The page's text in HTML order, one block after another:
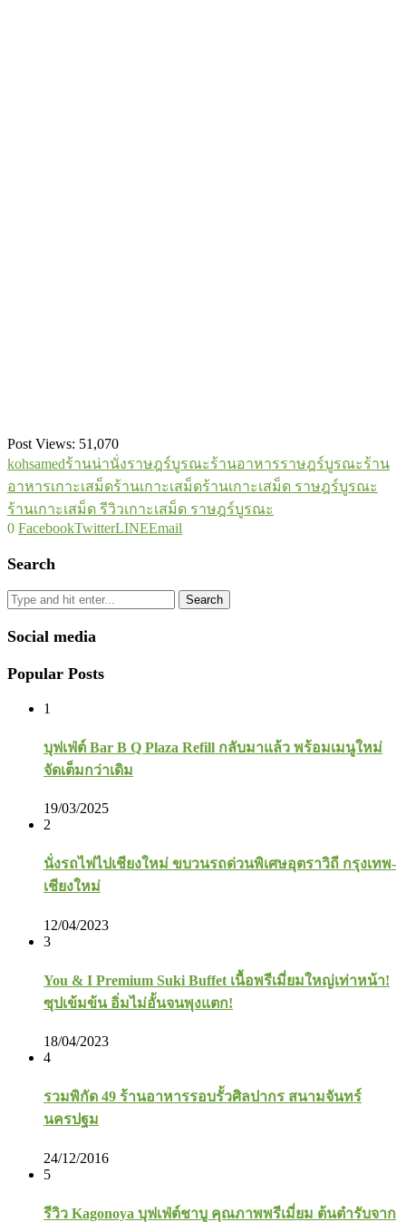
Post Views: 51,070
kohsamedร้านน่านั่งราษฎร์บูรณะร้านอาหารราษฎร์บูรณะร้าน
อาหารเกาะเสม็ดร้านเกาะเสม็ดร้านเกาะเสม็ด ราษฎร์บูรณะ
ร้านเกาะเสม็ด รีวิวเกาะเสม็ด ราษฎร์บูรณะ
0 FacebookTwitterLINEEmail
Search
Search
Social media
Popular Posts
1
บุฟเฟ่ต์ Bar B Q Plaza Refill กลับมาแล้ว พร้อมเมนูใหม่
จัดเต็มกว่าเดิม
19/03/2025
2
นั่งรถไฟไปเชียงใหม่ ขบวนรถด่วนพิเศษอุตราวิถี กรุงเทพ-
เชียงใหม่
12/04/2023
3
You & I Premium Suki Buffet เนื้อพรีเมี่ยมใหญ่เท่าหน้า!
ซุปเข้มข้น อิ่มไม่อั้นจนพุงแตก!
18/04/2023
4
รวมพิกัด 49 ร้านอาหารรอบรั้วศิลปากร สนามจันทร์
นครปฐม
24/12/2016
5
รีวิว Kagonoya บุฟเฟ่ต์ชาบู คุณภาพพรีเมี่ยม ต้นตำรับจาก